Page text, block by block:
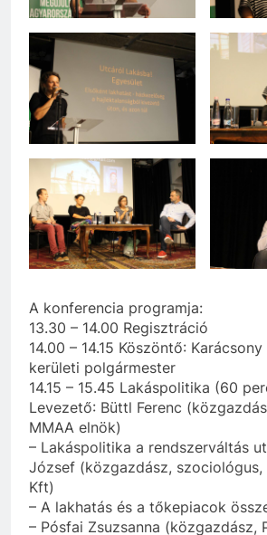
A konferencia programja:
13.30 – 14.00 Regisztráció
14.00 – 14.15 Köszöntő: Karácsony
kerületi polgármester
14.15 – 15.45 Lakáspolitika (60
Levezető: Büttl Ferenc
MMAA elnök)
– Lakáspolitika a rendszerváltás
József (közgazdász, szociológus,
Kft)
– A lakhatás és a tőkepiacok
– Pósfai Zsuzsanna (közgazdász,